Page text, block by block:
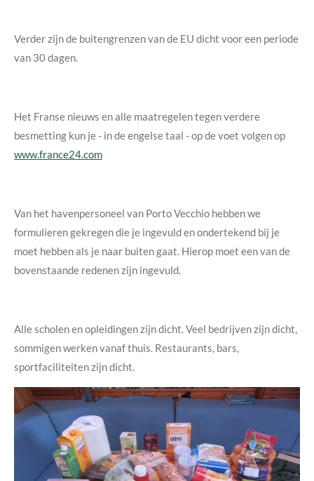
Verder zijn de buitengrenzen van de EU dicht voor een periode
van 30 dagen.
Het Franse nieuws en alle maatregelen tegen verdere
besmetting kun je - in de engelse taal - op de voet volgen op
www.france24.com
Van het havenpersoneel van Porto Vecchio hebben we
formulieren gekregen die je ingevuld en ondertekend bij je
moet hebben als je naar buiten gaat. Hierop moet een van de
bovenstaande redenen zijn ingevuld.
Alle scholen en opleidingen zijn dicht. Veel bedrijven zijn dicht,
sommigen werken vanaf thuis. Restaurants, bars,
sportfaciliteiten zijn dicht.